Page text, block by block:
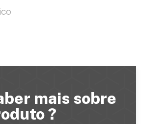
mais sobre
?